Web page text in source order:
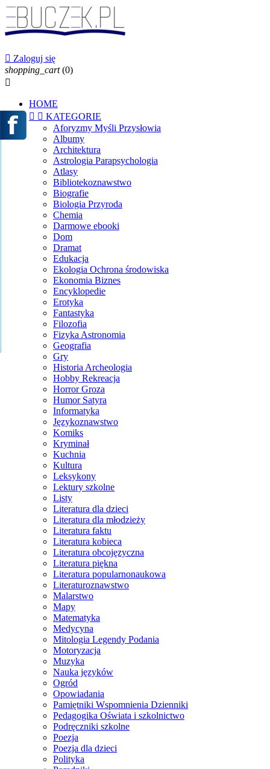
 Zaloguj się
shopping_cart (0)

HOME
  KATEGORIE
Aforyzmy Myśli Przysłowia
Albumy
Architektura
Astrologia Parapsychologia
Atlasy
Bibliotekoznawstwo
Biografie
Biologia Przyroda
Chemia
Darmowe ebooki
Dom
Dramat
Edukacja
Ekologia Ochrona środowiska
Ekonomia Biznes
Encyklopedie
Erotyka
Fantastyka
Filozofia
Fizyka Astronomia
Geografia
Gry
Historia Archeologia
Hobby Rekreacja
Horror Groza
Humor Satyra
Informatyka
Językoznawstwo
Komiks
Kryminał
Kuchnia
Kultura
Leksykony
Lektury szkolne
Listy
Literatura dla dzieci
Literatura dla młodzieży
Literatura faktu
Literatura kobieca
Literatura obcojęzyczna
Literatura piękna
Literatura popularnonaukowa
Literaturoznawstwo
Malarstwo
Mapy
Matematyka
Medycyna
Mitologia Legendy Podania
Motoryzacja
Muzyka
Nauka języków
Ogród
Opowiadania
Pamiętniki Wspomnienia Dzienniki
Pedagogika Oświata i szkolnictwo
Podręczniki szkolne
Poezja
Poezja dla dzieci
Polityka